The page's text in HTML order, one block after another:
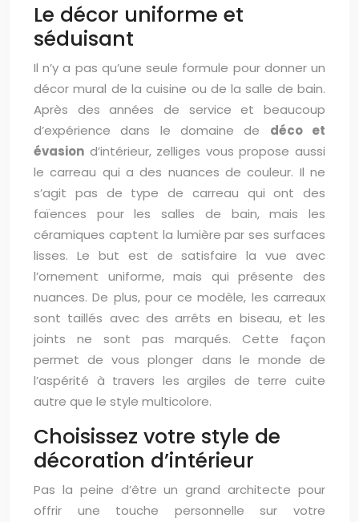
Le décor uniforme et
séduisant
Il n’y a pas qu’une seule formule pour donner un
décor mural de la cuisine ou de la salle de bain.
Après des années de service et beaucoup
d’expérience dans le domaine de déco et
évasion d’intérieur, zelliges vous propose aussi
le carreau qui a des nuances de couleur. Il ne
s’agit pas de type de carreau qui ont des
faïences pour les salles de bain, mais les
céramiques captent la lumière par ses surfaces
lisses. Le but est de satisfaire la vue avec
l’ornement uniforme, mais qui présente des
nuances. De plus, pour ce modèle, les carreaux
sont taillés avec des arrêts en biseau, et les
joints ne sont pas marqués. Cette façon
permet de vous plonger dans le monde de
l’aspérité à travers les argiles de terre cuite
autre que le style multicolore.
Choisissez votre style de
décoration d’intérieur
Pas la peine d’être un grand architecte pour
offrir une touche personnelle sur votre